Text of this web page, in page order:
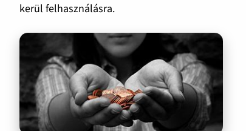
kerül felhasználásra.